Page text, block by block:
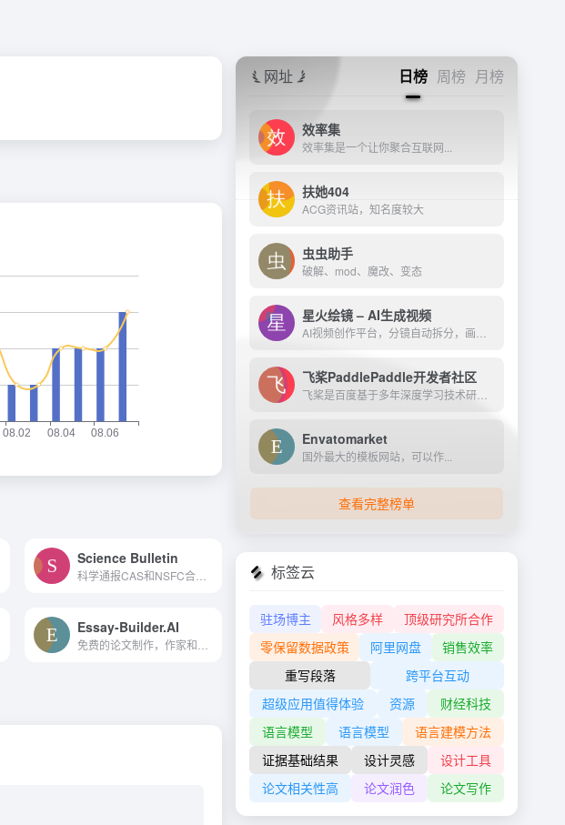
Science Bulletin
Essay-Builder.AI
网址 日榜 周榜 月榜
效率集
效率集是一个让你聚合互联网...
扶她404
ACG资讯站，知名度较大
虫虫助手
破解、mod、魔改、变态
星火绘镜 – AI生成视频
飞桨PaddlePaddle开发者社区
Envatomarket
国外最大的模板网站，可以作...
查看完整榜单
标签云
驻场博主 风格多样
顶级研究所合作
零保留数据政策
阿里网盘
销售效率
重写段落
跨平台互动
超级应用值得体验
资源
财经科技
语言模型
语言模型
语言建模方法
证据基础结果
设计灵感
设计工具
论文相关性高
论文润色 论文写作